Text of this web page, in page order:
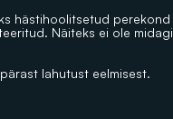
hästihoolitsetud perekond
Näiteks ei ole midagi
lahutust eelmisest.